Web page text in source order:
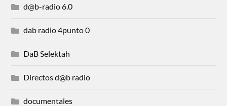
d@b-radio 6.0
dab radio 4punto 0
DaB Selektah
Directos d@b radio
documentales